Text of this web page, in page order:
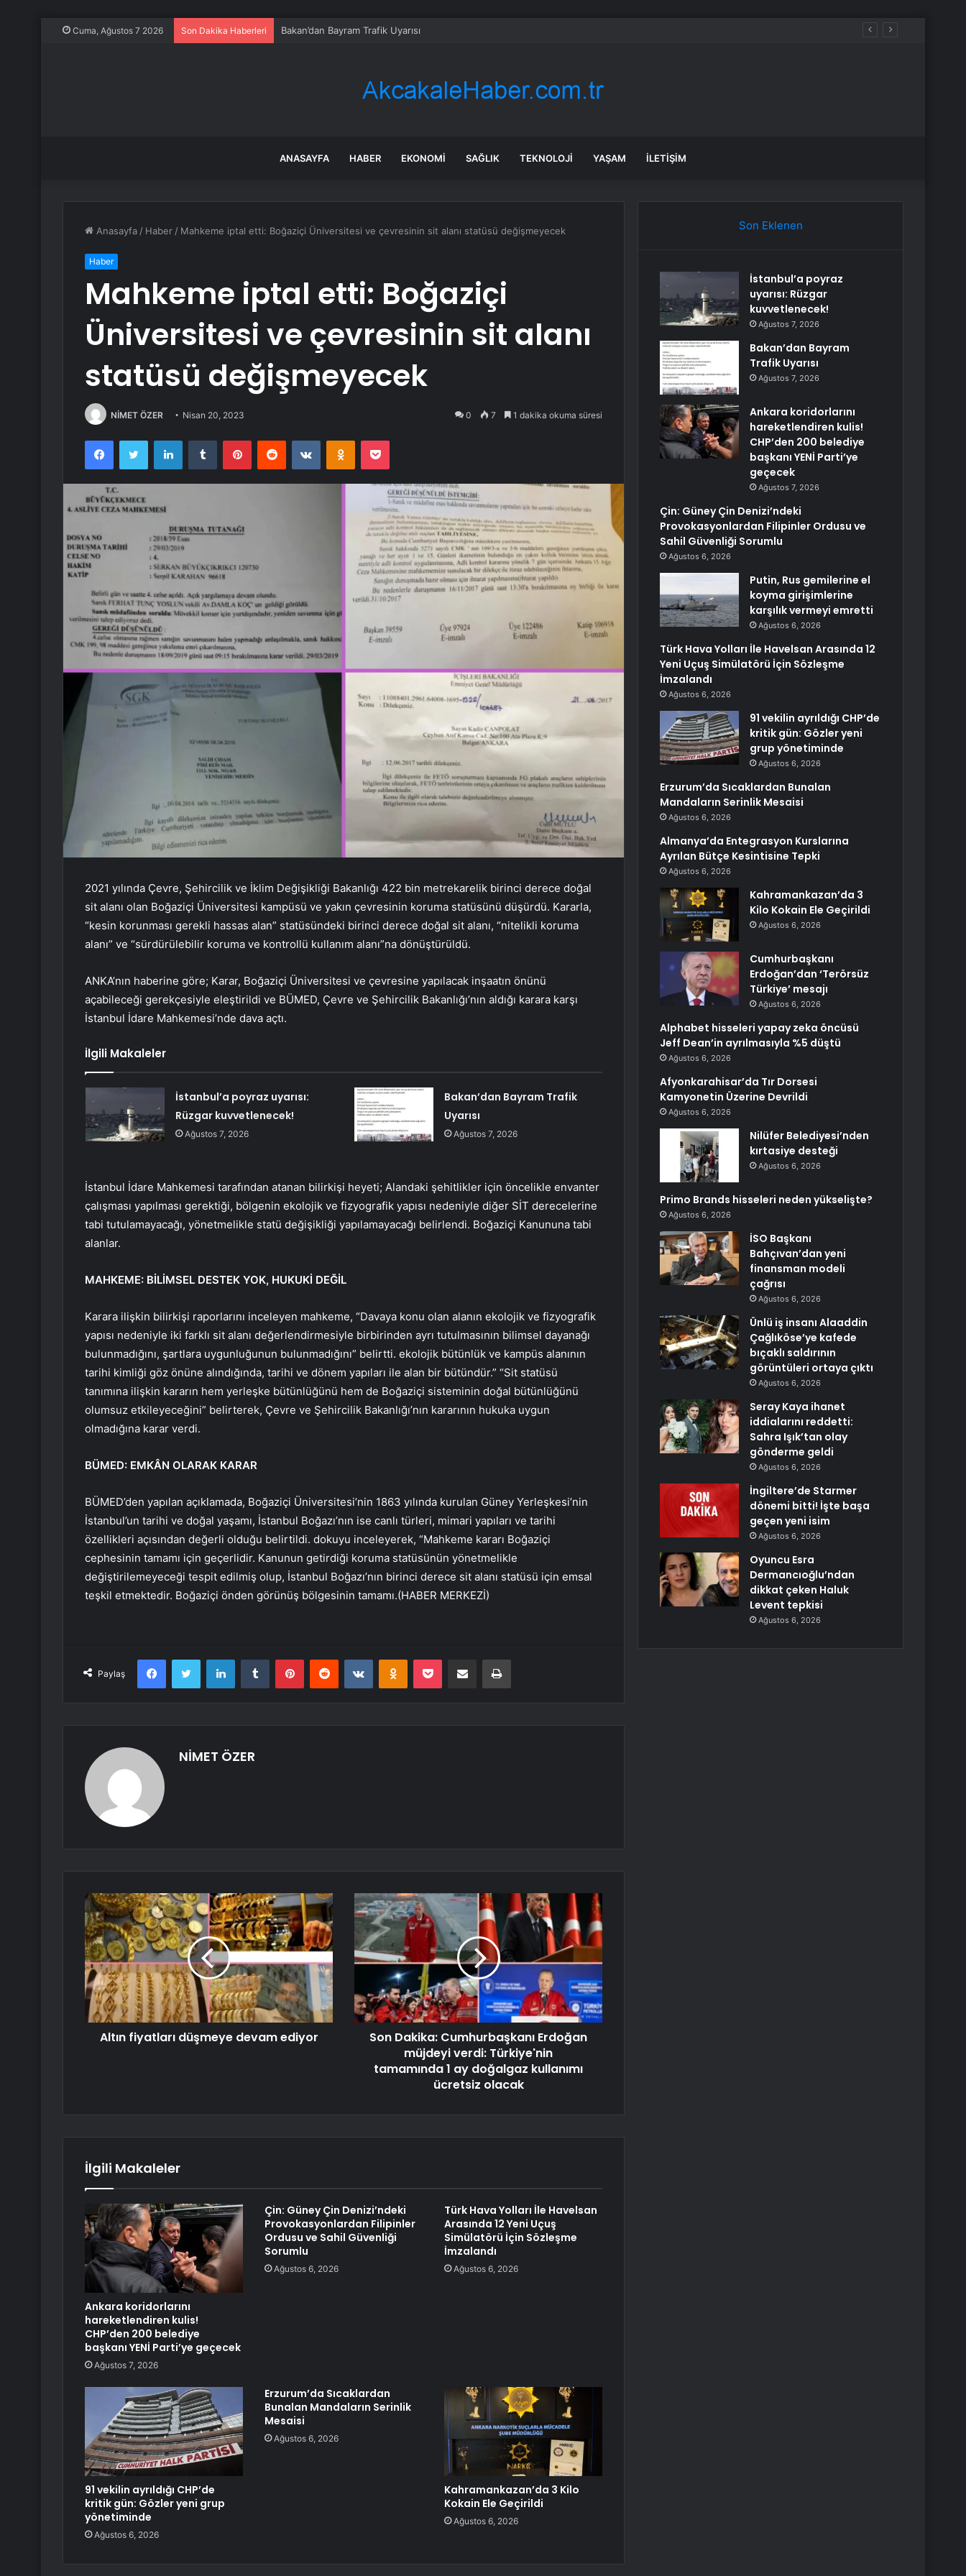
Cuma, Ağustos 7 2026 Son Dakika Haberleri Bakan’dan Bayram Trafik Uyarısı
ANASAYFA HABER EKONOMI SAĞLIK TEKNOLOJI YAŞAM İLETIŞIM
Anasayfa / Haber / Mahkeme iptal etti: Boğaziçi Üniversitesi ve çevresinin sit alanı statüsü değişmeyecek
Haber
Mahkeme iptal etti: Boğaziçi
Üniversitesi ve çevresinin sit alanı
statüsü değişmeyecek
NİMET ÖZER Nisan 20, 2023 0 7 1 dakika okuma süresi
FacebookTwitter LinkedInTumblr PinterestReddit VKontakteOdnoklassniki
Pocket
2021 yılında Çevre, Şehircilik ve İklim Değişikliği Bakanlığı 422 bin metrekarelik birinci derece doğal
sit alanı olan Boğaziçi Üniversitesi kampüsü ve yakın çevresinin koruma statüsünü düşürdü. Kararla,
“kesin korunması gerekli hassas alan” statüsündeki birinci derece doğal sit alanı, “nitelikli koruma
alanı” ve “sürdürülebilir koruma ve kontrollü kullanım alanı”na dönüştürüldü.
ANKA’nın haberine göre; Karar, Boğaziçi Üniversitesi ve çevresine yapılacak inşaatın önünü
açabileceği gerekçesiyle eleştirildi ve BÜMED, Çevre ve Şehircilik Bakanlığı’nın aldığı karara karşı
İstanbul İdare Mahkemesi’nde dava açtı.
İlgili Makaleler
İstanbul’a poyraz uyarısı:
Rüzgar kuvvetlenecek!
Ağustos 7, 2026
Bakan’dan Bayram Trafik
Uyarısı
Ağustos 7, 2026
İstanbul İdare Mahkemesi tarafından atanan bilirkişi heyeti; Alandaki şehitlikler için öncelikle envanter
çalışması yapılması gerektiği, bölgenin ekolojik ve fizyografik yapısı nedeniyle diğer SİT derecelerine
tabi tutulamayacağı, yönetmelikle statü değişikliği yapılamayacağı belirlendi. Boğaziçi Kanununa tabi
alanlar.
MAHKEME: BİLİMSEL DESTEK YOK, HUKUKİ DEĞİL
Karara ilişkin bilirkişi raporlarını inceleyen mahkeme, “Davaya konu olan alanın ekolojik ve fizyografik
yapısı nedeniyle iki farklı sit alanı değerlendirmesiyle birbirinden ayrı tutulmasının bilimsel dayanağı
bulunmadığını, şartlara uygunluğunun bulunmadığını” belirtti. ekolojik bütünlük ve kampüs alanının
tarihi kimliği göz önüne alındığında, tarihi ve dönem yapıları ile alan bir bütündür.” “Sit statüsü
tanımına ilişkin kararın hem yerleşke bütünlüğünü hem de Boğaziçi sisteminin doğal bütünlüğünü
olumsuz etkileyeceğini” belirterek, Çevre ve Şehircilik Bakanlığı’nın kararının hukuka uygun
olmadığına karar verdi.
BÜMED: EMKÂN OLARAK KARAR
BÜMED’den yapılan açıklamada, Boğaziçi Üniversitesi’nin 1863 yılında kurulan Güney Yerleşkesi’nin
İstanbul’un tarihi ve doğal yaşamı, İstanbul Boğazı’nın ise canlı türleri, mimari yapıları ve tarihi
özellikleri açısından değerli olduğu belirtildi. dokuyu inceleyerek, “Mahkeme kararı Boğaziçi
cephesinin tamamı için geçerlidir. Kanunun getirdiği koruma statüsünün yönetmelikle
değiştirilemeyeceği tespit edilmiş olup, İstanbul Boğazı’nın birinci derece sit alanı statüsü için emsal
teşkil etmektedir. Boğaziçi önden görünüş bölgesinin tamamı.(HABER MERKEZİ)
Paylaş
FacebookTwitter LinkedInTumblr PinterestReddit VKontakteOdnoklassniki
Pocket E-Posta ile paylaş Yazdır
NİMET ÖZER
Altın fiyatları düşmeye devam ediyor
Son Dakika: Cumhurbaşkanı Erdoğan
müjdeyi verdi: Türkiye'nin
tamamında 1 ay doğalgaz kullanımı
ücretsiz olacak
İlgili Makaleler
Ankara koridorlarını
hareketlendiren kulis!
CHP’den 200 belediye
başkanı YENİ Parti’ye geçecek
Ağustos 7, 2026
Çin: Güney Çin Denizi’ndeki
Provokasyonlardan Filipinler
Ordusu ve Sahil Güvenliği
Sorumlu
Ağustos 6, 2026
Türk Hava Yolları İle Havelsan
Arasında 12 Yeni Uçuş
Simülatörü İçin Sözleşme
İmzalandı
Ağustos 6, 2026
91 vekilin ayrıldığı CHP’de
kritik gün: Gözler yeni grup
yönetiminde
Ağustos 6, 2026
Erzurum’da Sıcaklardan
Bunalan Mandaların Serinlik
Mesaisi
Ağustos 6, 2026
Kahramankazan’da 3 Kilo
Kokain Ele Geçirildi
Ağustos 6, 2026
Son Eklenen
İstanbul’a poyraz
uyarısı: Rüzgar
kuvvetlenecek!
Ağustos 7, 2026
Bakan’dan Bayram
Trafik Uyarısı
Ağustos 7, 2026
Ankara koridorlarını
hareketlendiren kulis!
CHP’den 200 belediye
başkanı YENİ Parti’ye
geçecek
Ağustos 7, 2026
Çin: Güney Çin Denizi’ndeki
Provokasyonlardan Filipinler Ordusu ve
Sahil Güvenliği Sorumlu
Ağustos 6, 2026
Putin, Rus gemilerine el
koyma girişimlerine
karşılık vermeyi emretti
Ağustos 6, 2026
Türk Hava Yolları İle Havelsan Arasında 12
Yeni Uçuş Simülatörü İçin Sözleşme
İmzalandı
Ağustos 6, 2026
91 vekilin ayrıldığı CHP’de
kritik gün: Gözler yeni
grup yönetiminde
Ağustos 6, 2026
Erzurum’da Sıcaklardan Bunalan
Mandaların Serinlik Mesaisi
Ağustos 6, 2026
Almanya’da Entegrasyon Kurslarına
Ayrılan Bütçe Kesintisine Tepki
Ağustos 6, 2026
Kahramankazan’da 3
Kilo Kokain Ele Geçirildi
Ağustos 6, 2026
Cumhurbaşkanı
Erdoğan’dan ‘Terörsüz
Türkiye’ mesajı
Ağustos 6, 2026
Alphabet hisseleri yapay zeka öncüsü
Jeff Dean’in ayrılmasıyla %5 düştü
Ağustos 6, 2026
Afyonkarahisar’da Tır Dorsesi
Kamyonetin Üzerine Devrildi
Ağustos 6, 2026
Nilüfer Belediyesi’nden
kırtasiye desteği
Ağustos 6, 2026
Primo Brands hisseleri neden yükselişte?
Ağustos 6, 2026
İSO Başkanı
Bahçıvan’dan yeni
finansman modeli
çağrısı
Ağustos 6, 2026
Ünlü iş insanı Alaaddin
Çağlıköse’ye kafede
bıçaklı saldırının
görüntüleri ortaya çıktı
Ağustos 6, 2026
Seray Kaya ihanet
iddialarını reddetti:
Sahra Işık’tan olay
gönderme geldi
Ağustos 6, 2026
İngiltere’de Starmer
dönemi bitti! İşte başa
geçen yeni isim
Ağustos 6, 2026
Oyuncu Esra
Dermancıoğlu’ndan
dikkat çeken Haluk
Levent tepkisi
Ağustos 6, 2026